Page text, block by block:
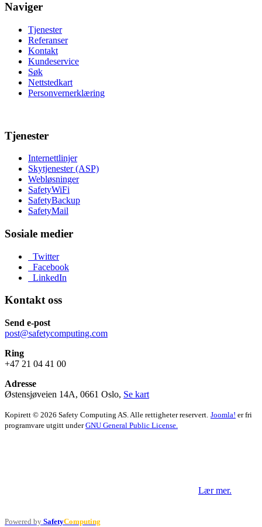
Naviger
Tjenester
Referanser
Kontakt
Kundeservice
Søk
Nettstedkart
Personvernerklæring
Tjenester
Internettlinjer
Skytjenester (ASP)
Webløsninger
SafetyWiFi
SafetyBackup
SafetyMail
Sosiale medier
Twitter
Facebook
LinkedIn
Kontakt oss
Send e-post
post@safetycomputing.com
Ring
+47 21 04 41 00
Adresse
Østensjøveien 14A, 0661 Oslo, Se kart
Kopirett © 2026 Safety Computing AS. Alle rettigheter reservert. Joomla! er fri
programvare utgitt underGNU General Public License.
Lær mer.
Powered by SafetyComputing